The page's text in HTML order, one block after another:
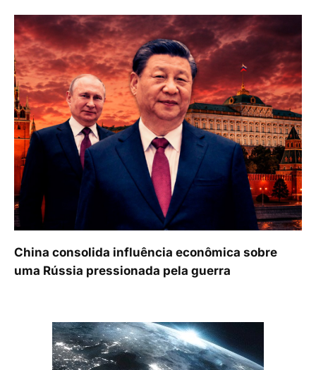
China consolida influência econômica sobre
uma Rússia pressionada pela guerra